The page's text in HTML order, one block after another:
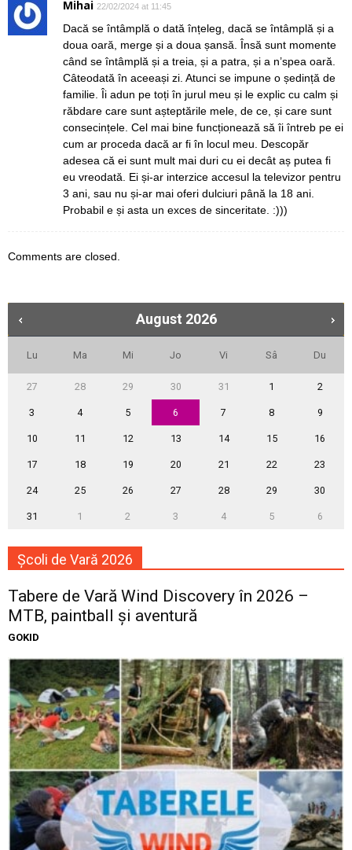
Mihai 22/02/2024 at 11:45
Dacă se întâmplă o dată înțeleg, dacă se întâmplă și a
doua oară, merge și a doua șansă. Însă sunt momente
când se întâmplă și a treia, și a patra, și a n’spea oară.
Câteodată în aceeași zi. Atunci se impune o ședință de
familie. Îi adun pe toți în jurul meu și le explic cu calm și
răbdare care sunt așteptările mele, de ce, și care sunt
consecințele. Cel mai bine funcționează să îi întreb pe ei
cum ar proceda dacă ar fi în locul meu. Descopăr
adesea că ei sunt mult mai duri cu ei decât aș putea fi
eu vreodată. Ei și-ar interzice accesul la televizor pentru
3 ani, sau nu și-ar mai oferi dulciuri până la 18 ani.
Probabil e și asta un exces de sinceritate. :)))
Comments are closed.
August 2026
Lu Ma Mi Jo Vi Sâ Du
27 28 29 30 31 1 2
3 4 5 6 7 8 9
10 11 12 13 14 15 16
17 18 19 20 21 22 23
24 25 26 27 28 29 30
31 1 2 3 4 5 6
Școli de Vară 2026
Tabere de Vară Wind Discovery în 2026 –
MTB, paintball și aventură
GOKID